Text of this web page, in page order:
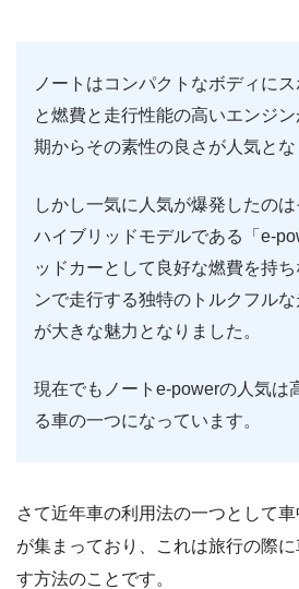
ノートはコンパクトなボディに
と燃費と走行性能の高いエンジ
期からその素性の良さが人気とな
しかし一気に人気が爆発したの
ハイブリッドモデルである「e-
ッドカーとして良好な燃費を持
ンで走行する独特のトルクフル
が大きな魅力となりました。
現在でもノートe-powerの人気は
る車の一つになっています。
さて近年車の利用法の一つとして
が集まっており、これは旅行の際
す方法のことです。